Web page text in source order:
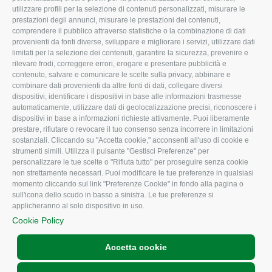
utilizzare profili per la selezione di contenuti personalizzati, misurare le
prestazioni degli annunci, misurare le prestazioni dei contenuti,
comprendere il pubblico attraverso statistiche o la combinazione di dati
provenienti da fonti diverse, sviluppare e migliorare i servizi, utilizzare dati
limitati per la selezione dei contenuti, garantire la sicurezza, prevenire e
rilevare frodi, correggere errori, erogare e presentare pubblicità e
contenuto, salvare e comunicare le scelte sulla privacy, abbinare e
combinare dati provenienti da altre fonti di dati, collegare diversi
dispositivi, identificare i dispositivi in base alle informazioni trasmesse
automaticamente, utilizzare dati di geolocalizzazione precisi, riconoscere i
dispositivi in base a informazioni richieste attivamente. Puoi liberamente
prestare, rifiutare o revocare il tuo consenso senza incorrere in limitazioni
sostanziali. Cliccando su "Accetta cookie," acconsenti all'uso di cookie e
strumenti simili. Utilizza il pulsante "Gestisci Preferenze" per
personalizzare le tue scelte o "Rifiuta tutto" per proseguire senza cookie
non strettamente necessari. Puoi modificare le tue preferenze in qualsiasi
momento cliccando sul link "Preferenze Cookie" in fondo alla pagina o
sull'icona dello scudo in basso a sinistra. Le tue preferenze si
applicheranno al solo dispositivo in uso.
Cookie Policy
Accetta cookie
I Nostri Servizi
Uffici della Sede
provinciale
Le Sedi di Zona
Agricoltori S.r.l.
Whistleblowing
Confagricoltura Rovigo e
Agricoltori srl
Ambiente
Associazione
CONFAGRICOLTURA
ATTIVA
Notizie in evidenza
Eventi
Comunicati Stampa
Video
Iscrizione Newsletter
Newsletter